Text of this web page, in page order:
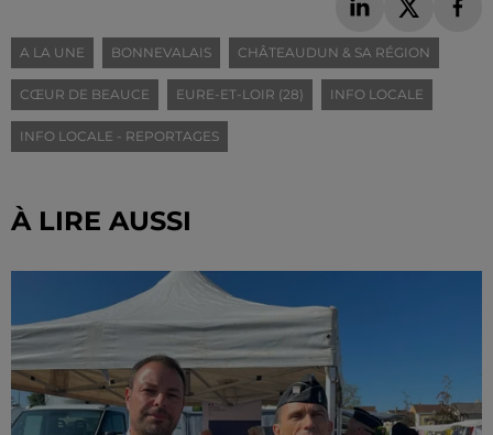
A LA UNE BONNEVALAIS CHÂTEAUDUN & SA RÉGION
CŒUR DE BEAUCE EURE-ET-LOIR (28) INFO LOCALE
INFO LOCALE - REPORTAGES
À LIRE AUSSI